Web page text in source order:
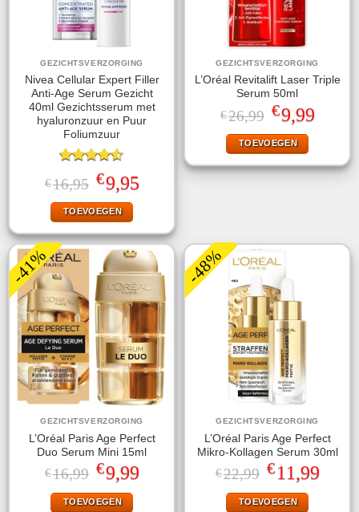
GEZICHTSVERZORGING
Nivea Cellular Expert Filler
Anti-Age Serum Gezicht
40ml Gezichtsserum met
hyaluronzuur en Puur
Foliumzuur
Gewaardeerd
4.50uit 5
€16,95 Oorspronkelijke
prijs
was:
€16,95.
€9,95Huidige
prijs
TOEVOEGEN
GEZICHTSVERZORGING
L’Oréal Revitalift Laser Triple
Serum 50ml
€26,99 Oorspronkelijke
prijs
was:
€26,99.
€9,99Huidige
prijs
TOEVOEGEN
-41%
GEZICHTSVERZORGING
L’Oréal Paris Age Perfect
Duo Serum Mini 15ml
€16,99 Oorspronkelijke
prijs
was:
€16,99.
€9,99Huidige
prijs
TOEVOEGEN
-48%
GEZICHTSVERZORGING
L’Oréal Paris Age Perfect
Mikro-Kollagen Serum 30ml
€22,99 Oorspronkelijke
prijs
was:
€22,99.
€11,99Huidige
prijs
TOEVOEGEN